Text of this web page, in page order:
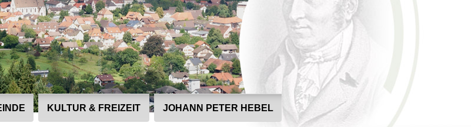
KULTUR & FREIZEIT JOHANN PETER HEBEL